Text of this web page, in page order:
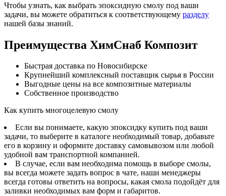
Чтобы узнать, как выбрать эпоксидную смолу под ваши
задачи, вы можете обратиться к соответствующему разделу
нашей базы знаний.
Преимущества ХимСнаб Композит
Быстрая доставка по Новосибирске
Крупнейший комплексный поставщик сырья в России
Выгодные цены на все композитные материалы
Собственное производство
Как купить многоцелевую смолу
Если вы понимаете, какую эпоксидку купить под ваши
задачи, то выберите в каталоге необходимый товар, добавьте
его в корзину и оформите доставку самовывозом или любой
удобной вам транспортной компанией.
В случае, если вам необходима помощь в выборе смолы,
вы всегда можете задать вопрос в чате, наши менеджеры
всегда готовы ответить на вопросы, какая смола подойдёт для
заливки необходимых вам форм и габаритов.